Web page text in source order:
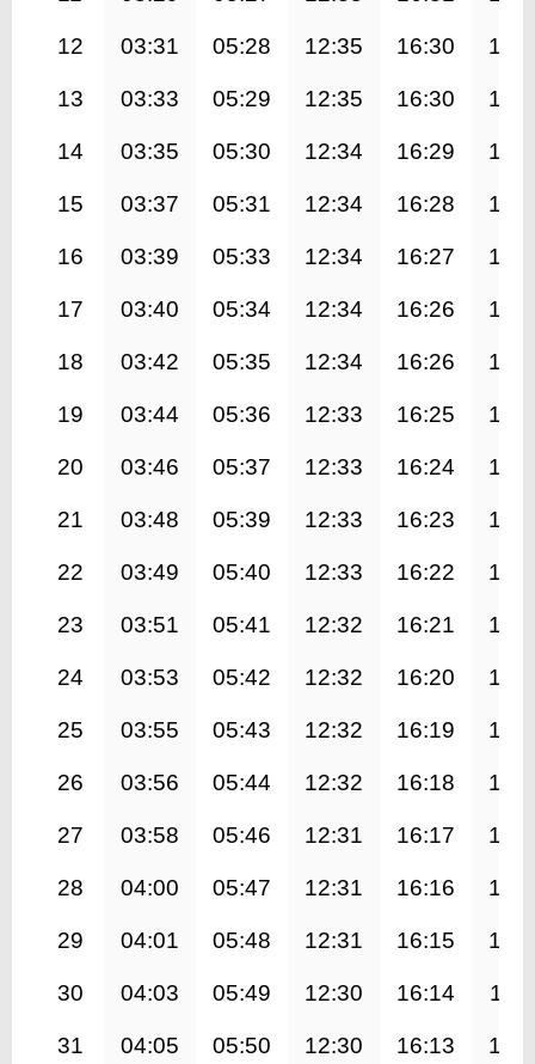
12 03:31 05:28 12:35 16:30
13 03:33 05:29 12:35 16:30
14 03:35 05:30 12:34 16:29
15 03:37 05:31 12:34 16:28
16 03:39 05:33 12:34 16:27
17 03:40 05:34 12:34 16:26
18 03:42 05:35 12:34 16:26
19 03:44 05:36 12:33 16:25
20 03:46 05:37 12:33 16:24
21 03:48 05:39 12:33 16:23
22 03:49 05:40 12:33 16:22
23 03:51 05:41 12:32 16:21
24 03:53 05:42 12:32 16:20
25 03:55 05:43 12:32 16:19
26 03:56 05:44 12:32 16:18
27 03:58 05:46 12:31 16:17
28 04:00 05:47 12:31 16:16
29 04:01 05:48 12:31 16:15
30 04:03 05:49 12:30 16:14
31 04:05 05:50 12:30 16:13